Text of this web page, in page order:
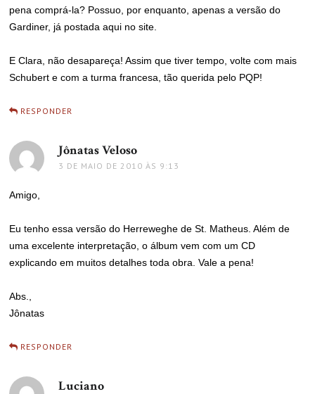
pena comprá-la? Possuo, por enquanto, apenas a versão do
Gardiner, já postada aqui no site.
E Clara, não desapareça! Assim que tiver tempo, volte com mais
Schubert e com a turma francesa, tão querida pelo PQP!
RESPONDER
Jônatas Veloso
3 DE MAIO DE 2010 ÀS 9:13
Amigo,
Eu tenho essa versão do Herreweghe de St. Matheus. Além de
uma excelente interpretação, o álbum vem com um CD
explicando em muitos detalhes toda obra. Vale a pena!
Abs.,
Jônatas
RESPONDER
Luciano